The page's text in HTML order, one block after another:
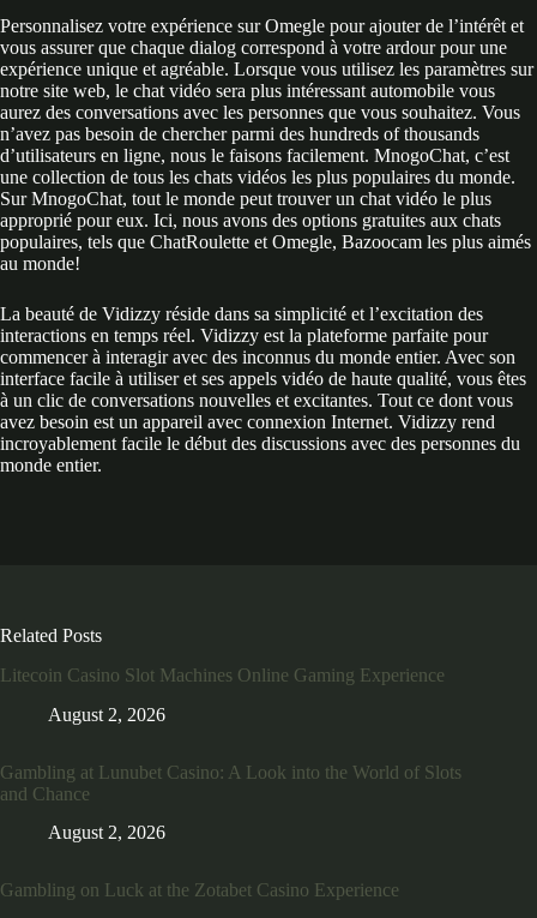
Personnalisez votre expérience sur Omegle pour ajouter de l’intérêt et
vous assurer que chaque dialog correspond à votre ardour pour une
expérience unique et agréable. Lorsque vous utilisez les paramètres sur
notre site web, le chat vidéo sera plus intéressant automobile vous
aurez des conversations avec les personnes que vous souhaitez. Vous
n’avez pas besoin de chercher parmi des hundreds of thousands
d’utilisateurs en ligne, nous le faisons facilement. MnogoChat, c’est
une collection de tous les chats vidéos les plus populaires du monde.
Sur MnogoChat, tout le monde peut trouver un chat vidéo le plus
approprié pour eux. Ici, nous avons des options gratuites aux chats
populaires, tels que ChatRoulette et Omegle, Bazoocam les plus aimés
au monde!
La beauté de Vidizzy réside dans sa simplicité et l’excitation des
interactions en temps réel. Vidizzy est la plateforme parfaite pour
commencer à interagir avec des inconnus du monde entier. Avec son
interface facile à utiliser et ses appels vidéo de haute qualité, vous êtes
à un clic de conversations nouvelles et excitantes. Tout ce dont vous
avez besoin est un appareil avec connexion Internet. Vidizzy rend
incroyablement facile le début des discussions avec des personnes du
monde entier.
Related Posts
Litecoin Casino Slot Machines Online Gaming Experience
August 2, 2026
Gambling at Lunubet Casino: A Look into the World of Slots
and Chance
August 2, 2026
Gambling on Luck at the Zotabet Casino Experience